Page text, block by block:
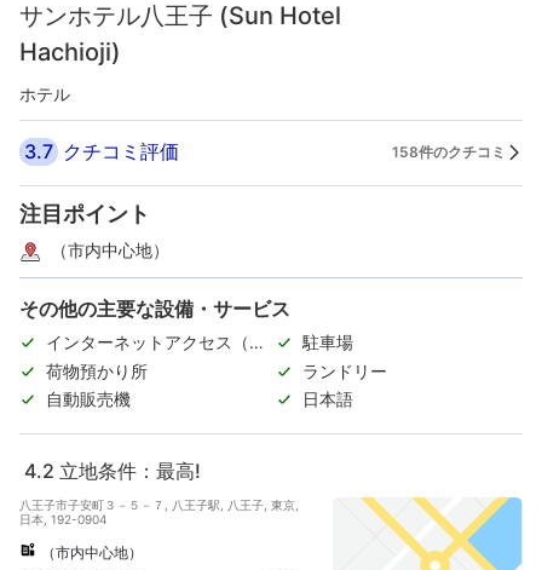
サンホテル八王子 (Sun Hotel
Hachioji)
ホテル
3.7 クチコミ評価 158件のクチコミ
注目ポイント
（市内中心地）
その他の主要な設備・サービス
インターネットアクセス（無
料）
駐車場
荷物預かり所
ランドリー
自動販売機
日本語
4.2 立地条件：最高!
八王子市子安町３－５－７, 八王子駅, 八王子, 東京,
日本, 192-0904
（市内中心地）